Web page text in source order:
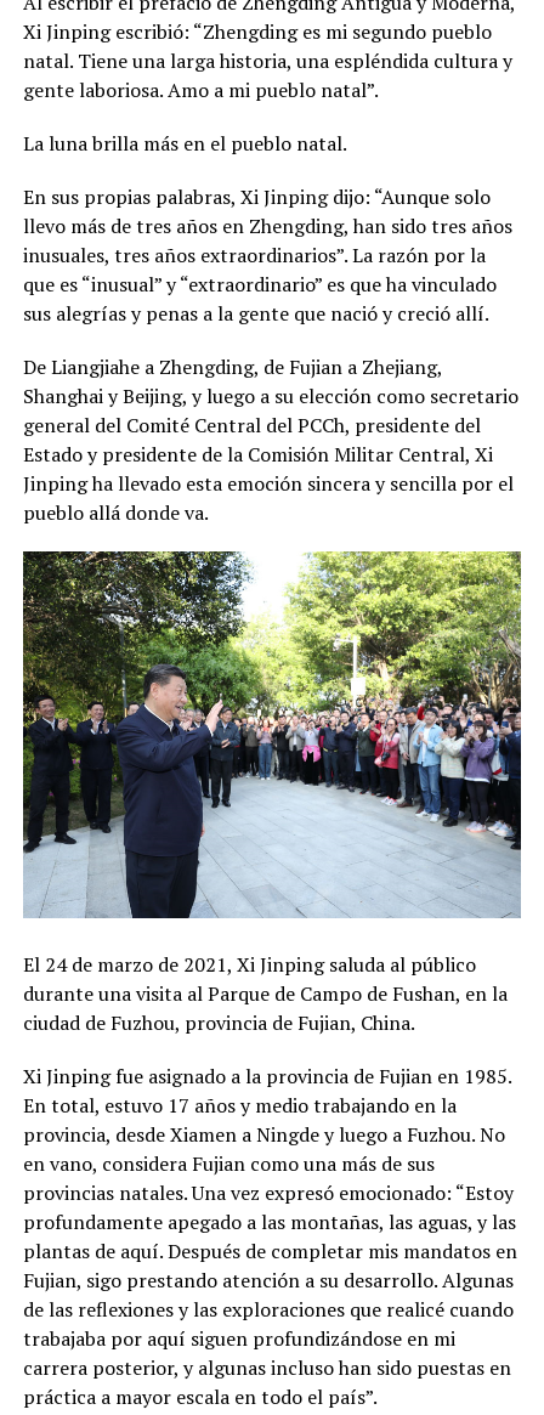
Xi Jinping escribió: “Zhengding es mi segundo pueblo
natal. Tiene una larga historia, una espléndida cultura y
gente laboriosa. Amo a mi pueblo natal”.
La luna brilla más en el pueblo natal.
En sus propias palabras, Xi Jinping dijo: “Aunque solo
llevo más de tres años en Zhengding, han sido tres años
inusuales, tres años extraordinarios”. La razón por la
que es “inusual” y “extraordinario” es que ha vinculado
sus alegrías y penas a la gente que nació y creció allí.
De Liangjiahe a Zhengding, de Fujian a Zhejiang,
Shanghai y Beijing, y luego a su elección como secretario
general del Comité Central del PCCh, presidente del
Estado y presidente de la Comisión Militar Central, Xi
Jinping ha llevado esta emoción sincera y sencilla por el
pueblo allá donde va.
El 24 de marzo de 2021, Xi Jinping saluda al público
durante una visita al Parque de Campo de Fushan, en la
ciudad de Fuzhou, provincia de Fujian, China.
Xi Jinping fue asignado a la provincia de Fujian en 1985.
En total, estuvo 17 años y medio trabajando en la
provincia, desde Xiamen a Ningde y luego a Fuzhou. No
en vano, considera Fujian como una más de sus
provincias natales. Una vez expresó emocionado: “Estoy
profundamente apegado a las montañas, las aguas, y las
plantas de aquí. Después de completar mis mandatos en
Fujian, sigo prestando atención a su desarrollo. Algunas
de las reflexiones y las exploraciones que realicé cuando
trabajaba por aquí siguen profundizándose en mi
carrera posterior, y algunas incluso han sido puestas en
práctica a mayor escala en todo el país”.